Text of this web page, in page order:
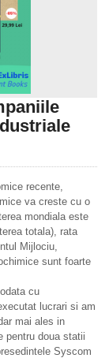
recente,
va creste cu o
mondiala este
totala), rata
Mijlociu,
sunt foarte
cu
lucrari si am
mai ales in
pentru doua statii
Syscom